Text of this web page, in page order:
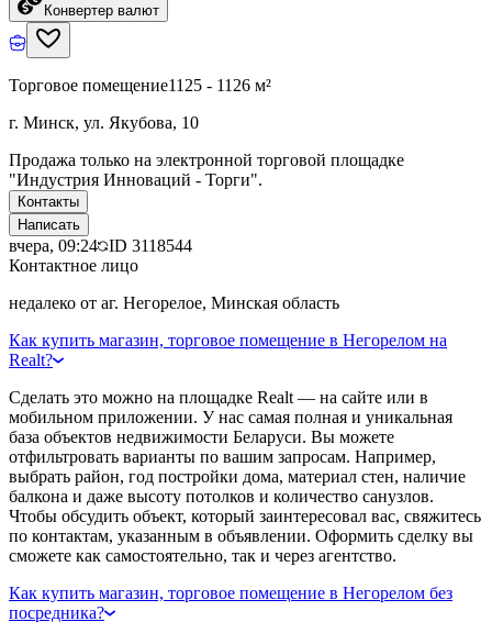
Конвертер валют
Торговое помещение1125 - 1126 м²
г. Минск, ул. Якубова, 10
Продажа только на электронной торговой площадке
"Индустрия Инноваций - Торги".
Контакты
Написать
вчера, 09:24 ID 3118544
Контактное лицо
недалеко от аг. Негорелое, Минская область
Как купить магазин, торговое помещение в Негорелом на
Realt?
Сделать это можно на площадке Realt — на сайте или в
мобильном приложении. У нас самая полная и уникальная
база объектов недвижимости Беларуси. Вы можете
отфильтровать варианты по вашим запросам. Например,
выбрать район, год постройки дома, материал стен, наличие
балкона и даже высоту потолков и количество санузлов.
Чтобы обсудить объект, который заинтересовал вас, свяжитесь
по контактам, указанным в объявлении. Оформить сделку вы
сможете как самостоятельно, так и через агентство.
Как купить магазин, торговое помещение в Негорелом без
посредника?